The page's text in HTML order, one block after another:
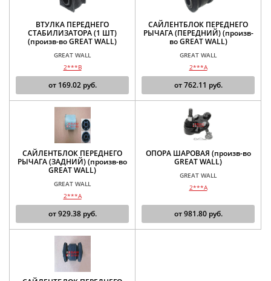
ВТУЛКА ПЕРЕДНЕГО
СТАБИЛИЗАТОРА (1 ШТ)
(произв-во GREAT WALL)
GREAT WALL
2***B
от 169.02руб.
САЙЛЕНТБЛОК ПЕРЕДНЕГО
РЫЧАГА (ПЕРЕДНИЙ) (произв-
во GREAT WALL)
GREAT WALL
2***A
от762.11 руб.
САЙЛЕНТБЛОК ПЕРЕДНЕГО
РЫЧАГА (ЗАДНИЙ) (произв-во
GREAT WALL)
GREAT WALL
2***A
от929.38руб.
ОПОРА ШАРОВАЯ (произв-во
GREAT WALL)
GREAT WALL
2***A
от981.80руб.